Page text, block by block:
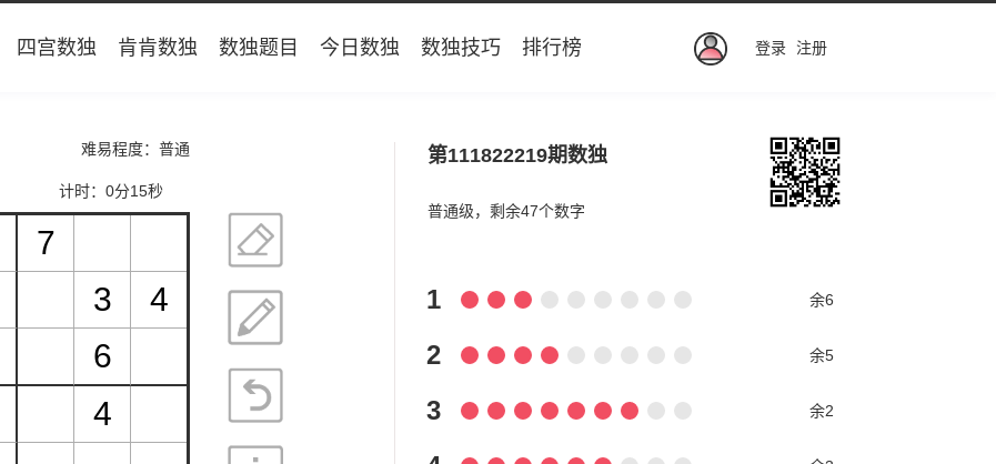
四宫数独 肯肯数独 数独题目 今日数独 数独技巧 排行榜 登录 注册
难易程度：普通
计时： 0分15秒
第111822219期数独
普通级，剩余47个数字
1 余6
2 余5
3 余2